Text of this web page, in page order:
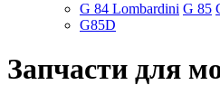
G 84 Lombardini G 85
G85D
Запчасти для